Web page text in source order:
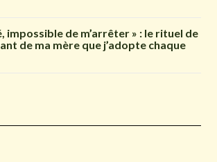
impossible de m’arrêter » : le rituel de
de ma mère que j’adopte chaque